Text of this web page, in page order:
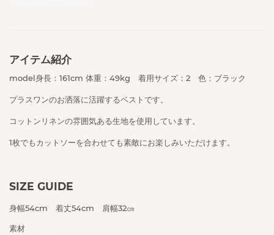
アイテム紹介
model身長：161cm 体重：49kg 着用サイズ：2 色：ブラック
プラスワンのお洒落に活躍するベストです。
コットンリネンの雰囲気ある生地を使用しています。
1枚でもカットソーを合わせても素敵にお楽しみいただけます。
SIZE GUIDE
身幅54cm 着丈54cm 肩幅32㎝
素材